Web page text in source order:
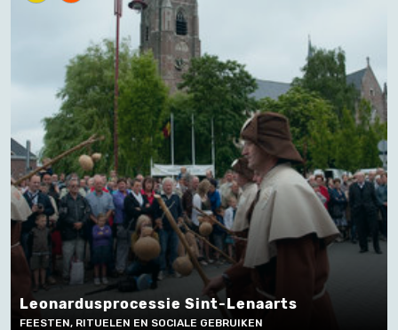
Leonardusprocessie Sint-Lenaarts
FEESTEN, RITUELEN EN SOCIALE GEBRUIKEN